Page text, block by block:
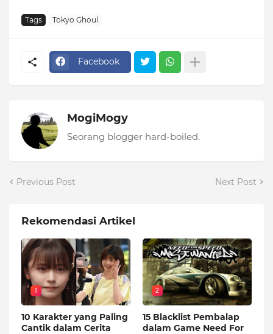
Tags Tokyo Ghoul
Facebook
MogiMogy
Seorang blogger hard-boiled.
Previous Post Next Post
Rekomendasi Artikel
1
10 Karakter yang Paling
Cantik dalam Cerita
2
15 Blacklist Pembalap
dalam Game Need For